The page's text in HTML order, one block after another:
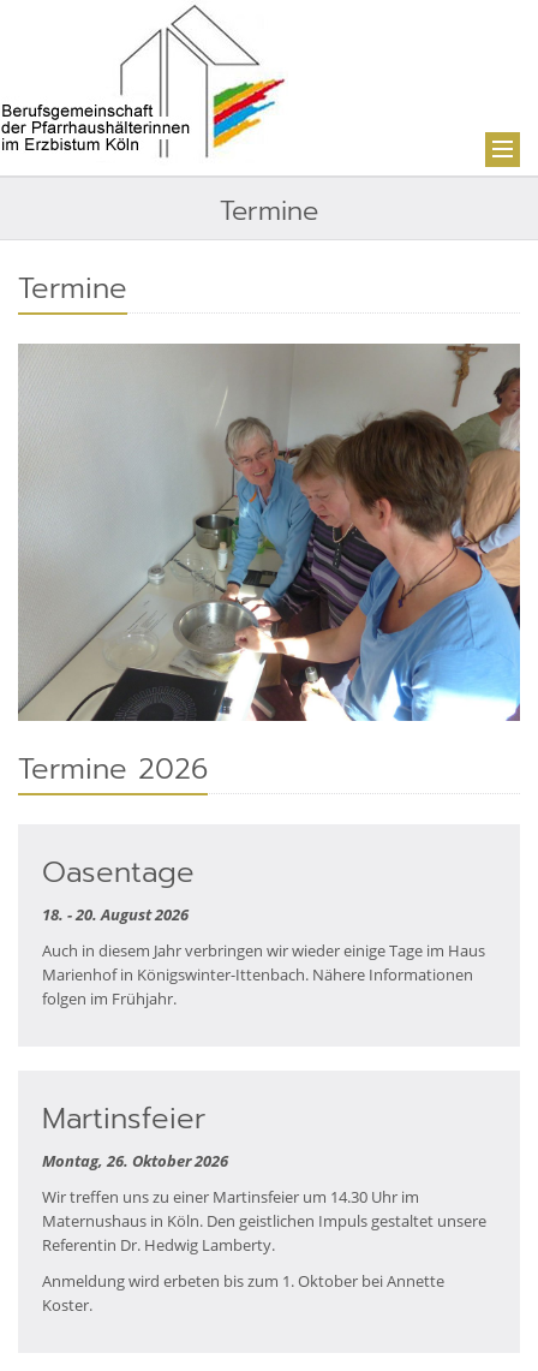
Termine
Termine
Termine 2026
Oasentage
18. - 20. August 2026
Auch in diesem Jahr verbringen wir wieder einige Tage im Haus
Marienhof in Königswinter-Ittenbach. Nähere Informationen
folgen im Frühjahr.
Martinsfeier
Montag, 26. Oktober 2026
Wir treffen uns zu einer Martinsfeier um 14.30 Uhr im
Maternushaus in Köln. Den geistlichen Impuls gestaltet unsere
Referentin Dr. Hedwig Lamberty.
Anmeldung wird erbeten bis zum 1. Oktober bei Annette
Koster.